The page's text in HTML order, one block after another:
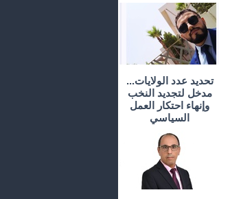
تحديد عدد الولايات...
مدخل لتجديد النخب
وإنهاء احتكار العمل
السياسي